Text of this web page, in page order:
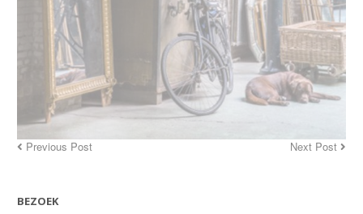
Previous Post Next Post
BEZOEK